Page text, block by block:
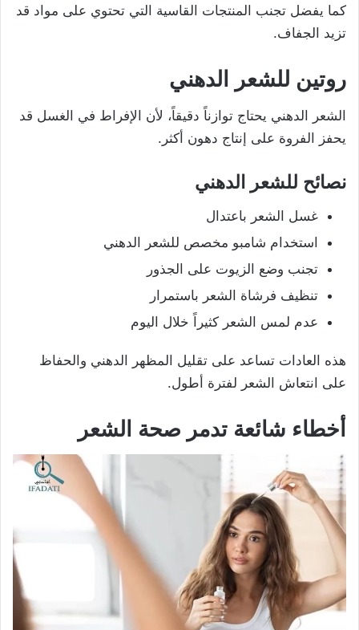
كما يفضل تجنب المنتجات القاسية التي تحتوي على مواد قد
تزيد الجفاف.
روتين للشعر الدهني
الشعر الدهني يحتاج توازناً دقيقاً، لأن الإفراط في الغسل قد
يحفز الفروة على إنتاج دهون أكثر.
نصائح للشعر الدهني
غسل الشعر باعتدال
استخدام شامبو مخصص للشعر الدهني
تجنب وضع الزيوت على الجذور
تنظيف فرشاة الشعر باستمرار
عدم لمس الشعر كثيراً خلال اليوم
هذه العادات تساعد على تقليل المظهر الدهني والحفاظ
على انتعاش الشعر لفترة أطول.
أخطاء شائعة تدمر صحة الشعر